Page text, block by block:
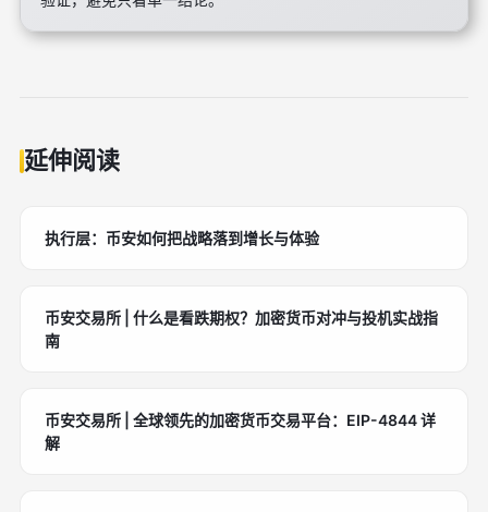
延伸阅读
执行层：币安如何把战略落到增长与体验
币安交易所 | 什么是看跌期权？加密货币对冲与投机实战指
南
币安交易所 | 全球领先的加密货币交易平台：EIP-4844 详
解